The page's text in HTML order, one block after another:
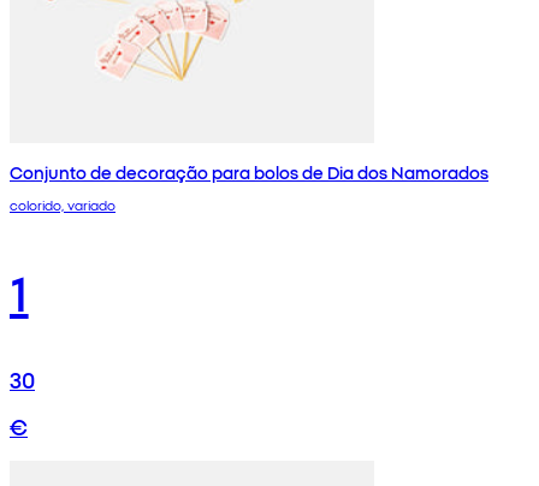
Conjunto de decoração para bolos de Dia dos Namorados
colorido, variado
1
30
€